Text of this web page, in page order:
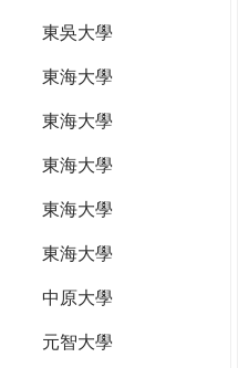
東吳大學
東海大學
東海大學
東海大學
東海大學
東海大學
中原大學
元智大學